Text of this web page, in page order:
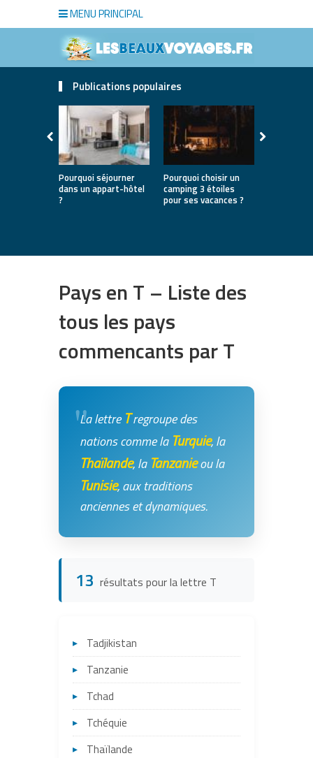
MENU PRINCIPAL
Publications populaires
Pourquoi séjourner
dans un appart-hôtel
?
Pourquoi choisir un
camping 3 étoiles
pour ses vacances ?
Pays en T – Liste des
tous les pays
commencants par T
La lettreTregroupe des
nations comme la Turquie, la
Thaïlande, la Tanzanieou la
Tunisie, aux traditions
anciennes et dynamiques.
13 résultats pour la lettre T
Tadjikistan
Tanzanie
Tchad
Tchéquie
Thaïlande